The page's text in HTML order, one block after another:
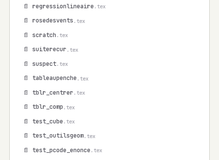
📄 regressionlineaire .tex
📄 rosedesvents .tex
📄 scratch .tex
📄 suiterecur .tex
📄 suspect.tex
📄 tableaupenche .tex
📄 tblr_centrer .tex
📄 tblr_comp .tex
📄 test_cube .tex
📄 test_outilsgeom.tex
📄 test_pcode_enonce .tex